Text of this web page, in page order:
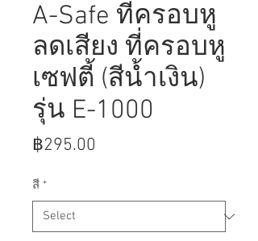
A-Safe ที่ครอบหู
ลดเสียง ที่ครอบหู
เซฟตี้ (สีน้ำเงิน)
รุ่น E-1000
฿295.00
สี *